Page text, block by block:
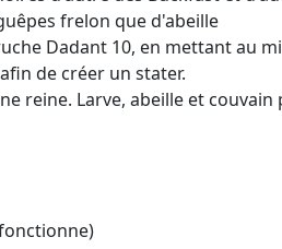
frelon que d'abeille
Dadant 10, en mettant au
de créer un stater.
reine. Larve, abeille et